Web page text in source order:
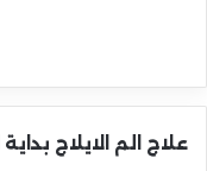
علاج الم الايلاج